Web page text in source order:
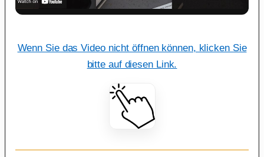
Wenn Sie das Video nicht öffnen können, klicken Sie
bitte auf diesen Link.